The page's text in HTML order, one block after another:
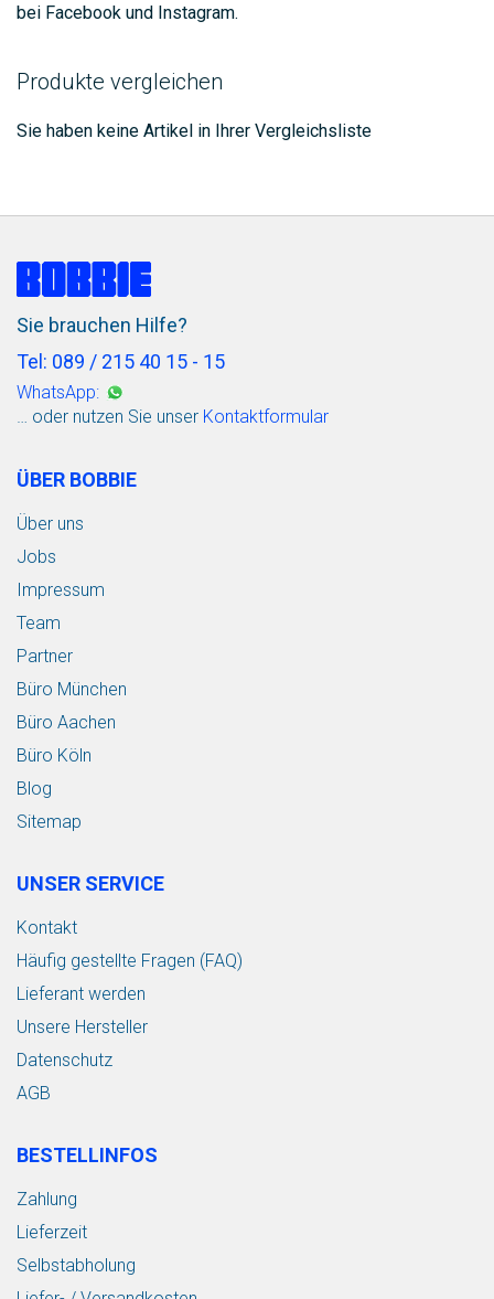
bei Facebook und Instagram.
Produkte vergleichen
Sie haben keine Artikel in Ihrer Vergleichsliste
Sie brauchen Hilfe?
Tel: 089 / 215 40 15 - 15
WhatsApp:
… oder nutzen Sie unser Kontaktformular
ÜBER BOBBIE
Über uns
Jobs
Impressum
Team
Partner
Büro München
Büro Aachen
Büro Köln
Blog
Sitemap
UNSER SERVICE
Kontakt
Häufig gestellte Fragen (FAQ)
Lieferant werden
Unsere Hersteller
Datenschutz
AGB
BESTELLINFOS
Zahlung
Lieferzeit
Selbstabholung